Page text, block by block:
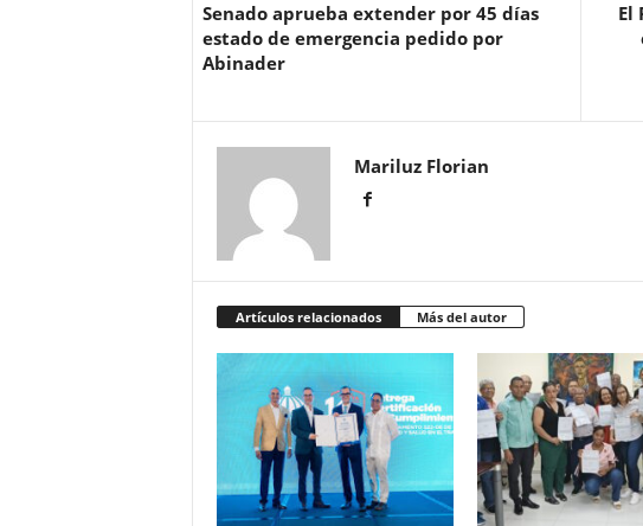
Senado aprueba extender por 45 días
estado de emergencia pedido por
Abinader
El
Mariluz Florian
Artículos relacionados Más del autor